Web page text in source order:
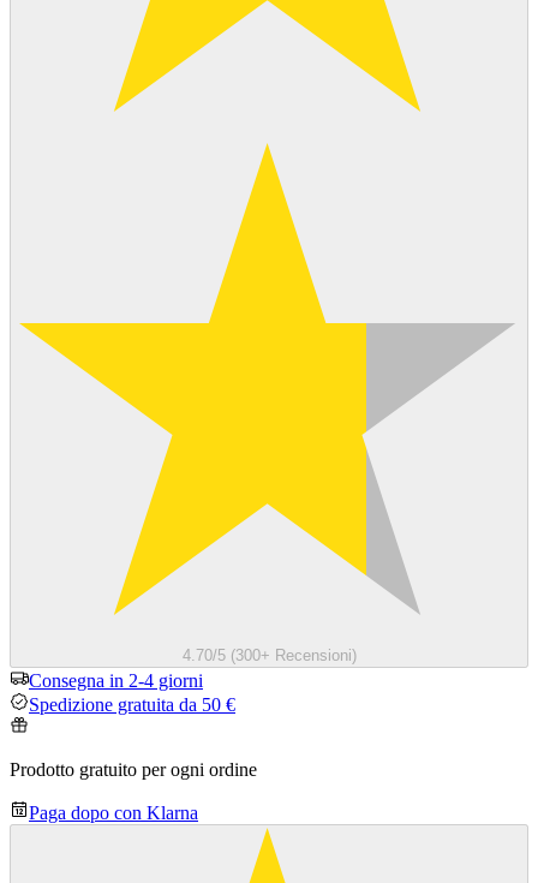
4.70/5 (300+ Recensioni)
Consegna in 2-4 giorni
Spedizione gratuita da 50 €
Prodotto gratuito per ogni ordine
Paga dopo con Klarna